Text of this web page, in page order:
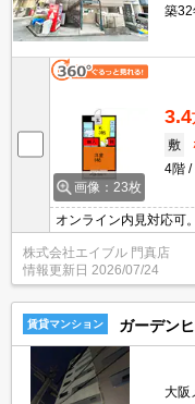
築32
画像：23枚
3.4
敷
4階
オンライン内見対応可
活スタート。
株式会社エイブル 門真店
情報更新日 2026/07/24
賃貸マンション ガーデン
大阪